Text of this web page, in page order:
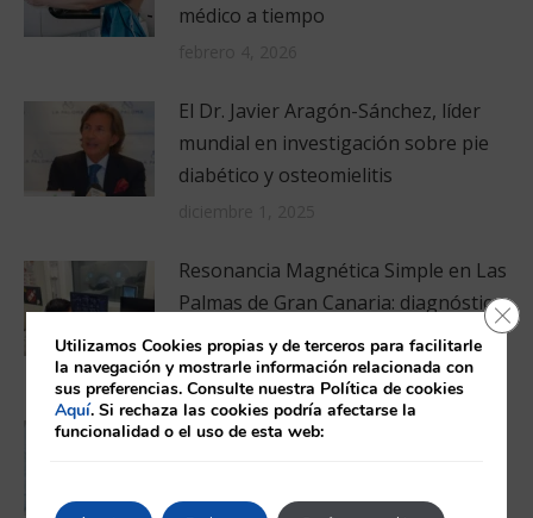
médico a tiempo
El Dr. Javier Aragón-Sánchez, líder
mundial en investigación sobre pie
diabético y osteomielitis
Resonancia Magnética Simple en Las
Palmas de Gran Canaria: diagnóstico
preciso y sin esperas
octubre 27, 2025
¿Dónde puedo hacerme revisiones
Utilizamos Cookies propias y de terceros para facilitarle
la navegación y mostrarle información relacionada con
sus preferencias. Consulte nuestra Política de cookies
Aquí. Si rechaza las cookies podría afectarse la
funcionalidad o el uso de esta web: